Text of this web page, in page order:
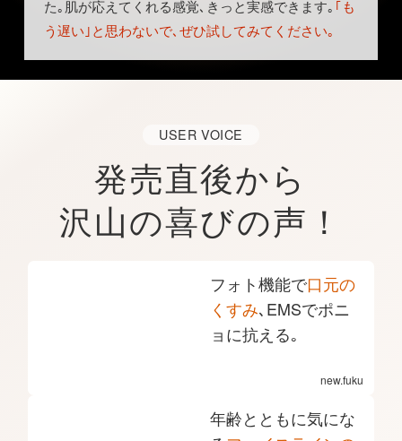
た｡肌が応えてくれる感覚､きっと実感できます｡ ｢も
う遅い｣と思わないで､ぜひ試してみてください｡
USER VOICE
発売直後から
沢山の喜びの声！
new.fuku
フォト機能で口元の
くすみ､EMSでポニ
ョに抗える｡
年齢とともに気にな